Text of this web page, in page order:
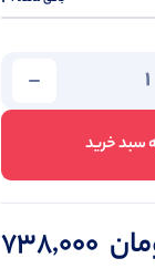
سبد خرید
738,000